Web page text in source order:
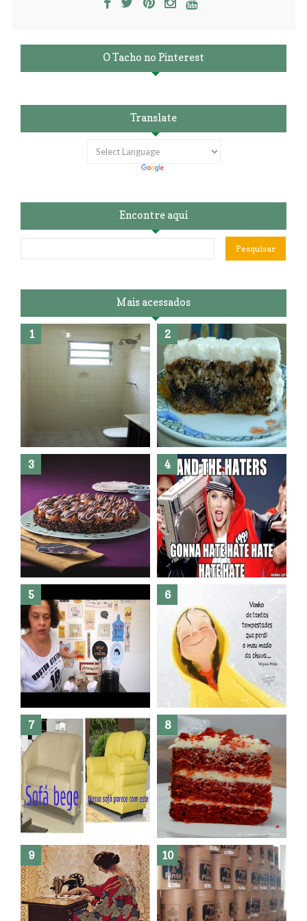
O Tacho no Pinterest
Translate
Encontre aqui
Mais acessados
Banheiro novo por menos de
R$300,00 ?? E sem quebra
quebra ??( Editado)
Posso congelar bolo ??
Dez bolos pra fazer antes de
morrer !
Haters, como surgiram?
O medo que habita em nós.